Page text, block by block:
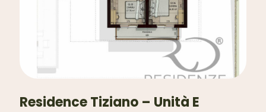
Residence Tiziano – Unità E